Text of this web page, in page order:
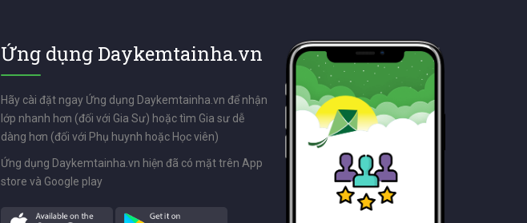
Ứng dụng Daykemtainha.vn
Hãy cài đặt ngay Ứng dụng Daykemtainha.vn để nhận
lớp nhanh hơn (đối với Gia Sư) hoặc tìm Gia sư dễ
dàng hơn (đối với Phụ huynh hoặc Học viên)
Ứng dụng Daykemtainha.vn hiện đã có mặt trên App
store và Google play